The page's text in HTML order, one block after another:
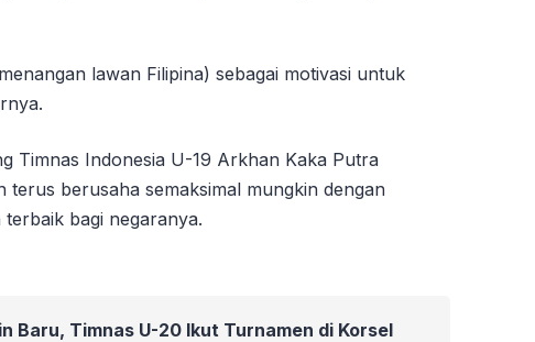
lawan Filipina) sebagai motivasi untuk
Timnas Indonesia U-19 Arkhan Kaka Putra
terus berusaha semaksimal mungkin dengan
bagi negaranya.
Baru, Timnas U-20 Ikut Turnamen di Korsel